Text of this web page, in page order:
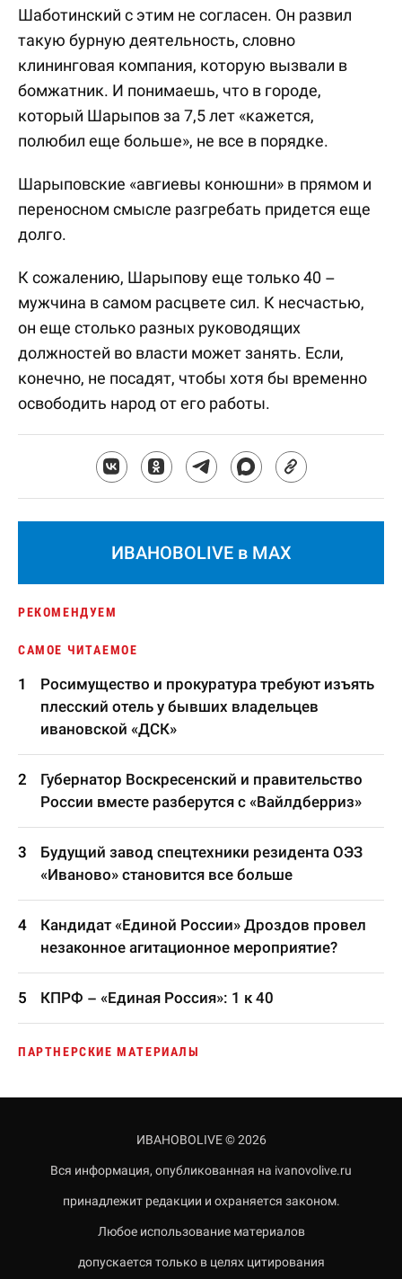
Шаботинский с этим не согласен. Он развил
такую бурную деятельность, словно
клининговая компания, которую вызвали в
бомжатник. И понимаешь, что в городе,
который Шарыпов за 7,5 лет «кажется,
полюбил еще больше», не все в порядке.
Шарыповские «авгиевы конюшни» в прямом и
переносном смысле разгребать придется еще
долго.
К сожалению, Шарыпову еще только 40 –
мужчина в самом расцвете сил. К несчастью,
он еще столько разных руководящих
должностей во власти может занять. Если,
конечно, не посадят, чтобы хотя бы временно
освободить народ от его работы.
ИВАНОВОLIVE в MAX
РЕКОМЕНДУЕМ
САМОЕ ЧИТАЕМОЕ
Росимущество и прокуратура требуют изъять
плесский отель у бывших владельцев
ивановской «ДСК»
Губернатор Воскресенский и правительство
России вместе разберутся с «Вайлдберриз»
Будущий завод спецтехники резидента ОЭЗ
«Иваново» становится все больше
Кандидат «Единой России» Дроздов провел
незаконное агитационное мероприятие?
КПРФ – «Единая Россия»: 1 к 40
ПАРТНЕРСКИЕ МАТЕРИАЛЫ
ИВАНОВОLIVE © 2026
Вся информация, опубликованная на ivanovolive.ru
принадлежит редакции и охраняется законом.
Любое использование материалов
допускается только в целях цитирования